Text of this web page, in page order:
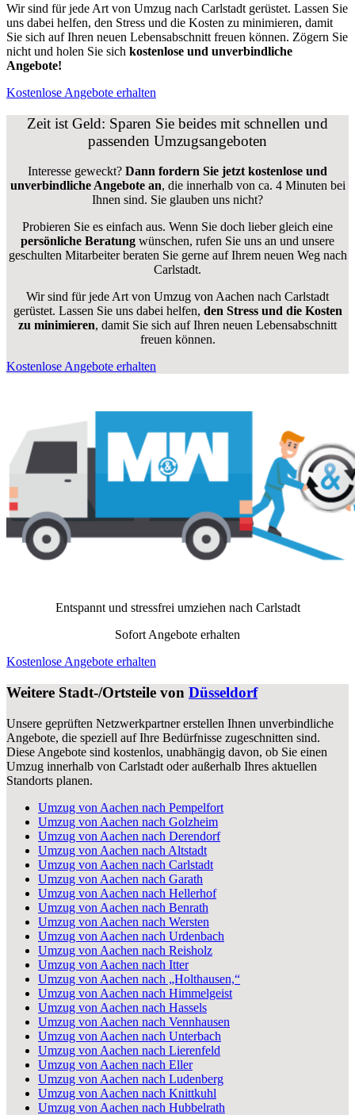
Wir sind für jede Art von Umzug nach Carlstadt gerüstet. Lassen Sie
uns dabei helfen, den Stress und die Kosten zu minimieren, damit
Sie sich auf Ihren neuen Lebensabschnitt freuen können. Zögern Sie
nicht und holen Sie sich kostenlose und unverbindliche
Angebote!
Kostenlose Angebote erhalten
Zeit ist Geld: Sparen Sie beides mit schnellen und
passenden Umzugsangeboten
Interesse geweckt? Dann fordern Sie jetzt kostenlose und
unverbindliche Angebote an, die innerhalb von ca. 4 Minuten bei
Ihnen sind. Sie glauben uns nicht?
Probieren Sie es einfach aus. Wenn Sie doch lieber gleich eine
persönliche Beratung wünschen, rufen Sie uns an und unsere
geschulten Mitarbeiter beraten Sie gerne auf Ihrem neuen Weg nach
Carlstadt.
Wir sind für jede Art von Umzug von Aachen nach Carlstadt
gerüstet. Lassen Sie uns dabei helfen, den Stress und die Kosten
zu minimieren, damit Sie sich auf Ihren neuen Lebensabschnitt
freuen können.
Kostenlose Angebote erhalten
Entspannt und stressfrei umziehen nach Carlstadt
Sofort Angebote erhalten
Kostenlose Angebote erhalten
Weitere Stadt-/Ortsteile von Düsseldorf
Unsere geprüften Netzwerkpartner erstellen Ihnen unverbindliche
Angebote, die speziell auf Ihre Bedürfnisse zugeschnitten sind.
Diese Angebote sind kostenlos, unabhängig davon, ob Sie einen
Umzug innerhalb von Carlstadt oder außerhalb Ihres aktuellen
Standorts planen.
Umzug von Aachen nach Pempelfort
Umzug von Aachen nach Golzheim
Umzug von Aachen nach Derendorf
Umzug von Aachen nach Altstadt
Umzug von Aachen nach Carlstadt
Umzug von Aachen nach Garath
Umzug von Aachen nach Hellerhof
Umzug von Aachen nach Benrath
Umzug von Aachen nach Wersten
Umzug von Aachen nach Urdenbach
Umzug von Aachen nach Reisholz
Umzug von Aachen nach Itter
Umzug von Aachen nach „Holthausen,“
Umzug von Aachen nach Himmelgeist
Umzug von Aachen nach Hassels
Umzug von Aachen nach Vennhausen
Umzug von Aachen nach Unterbach
Umzug von Aachen nach Lierenfeld
Umzug von Aachen nach Eller
Umzug von Aachen nach Ludenberg
Umzug von Aachen nach Knittkuhl
Umzug von Aachen nach Hubbelrath